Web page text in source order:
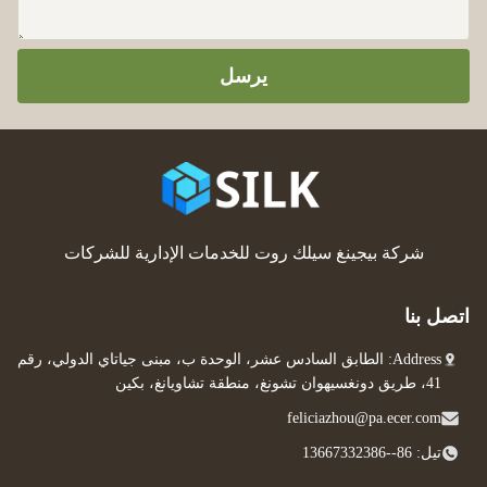
يرسل
شركة بيجينغ سيلك روت للخدمات الإدارية للشركات
اتصل بنا
Address: الطابق السادس عشر، الوحدة ب، مبنى جياتاي الدولي، رقم
41، طريق دونغسيهوان تشونغ، منطقة تشاويانغ، بكين
feliciazhou@pa.ecer.com
تيل: 86--13667332386